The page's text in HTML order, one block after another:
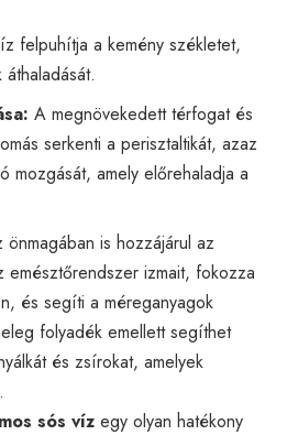
felpuhítja a kemény székletet,
A megnövekedett térfogat és
serkenti a perisztaltikát, azaz
mozgását, amely előrehaladja a
is hozzájárul az
emésztőrendszer izmait, fokozza
és segíti a méreganyagok
folyadék emellett segíthet
és zsírokat, amelyek
sós víz egy olyan hatékony